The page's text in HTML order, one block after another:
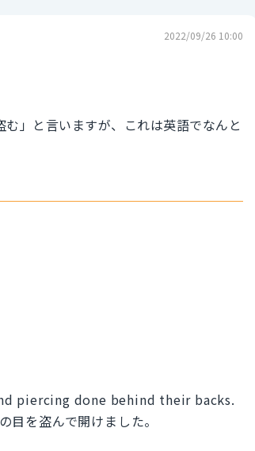
2022/09/26 10:00
」と言いますが、これは英語でなんと
piercing done behind their backs.
を盗んで開けました。